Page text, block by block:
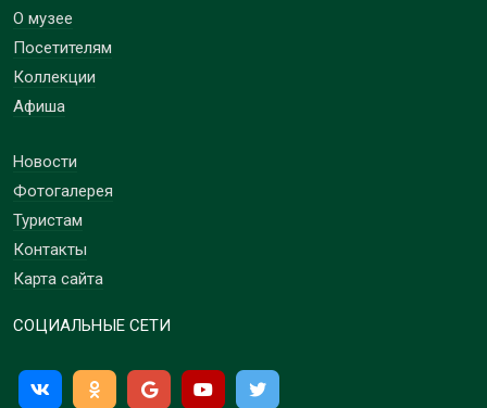
О музее
Посетителям
Коллекции
Афиша
Новости
Фотогалерея
Туристам
Контакты
Карта сайта
СОЦИАЛЬНЫЕ СЕТИ